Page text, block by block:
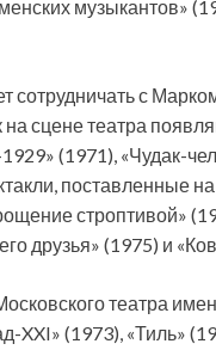
музыкантов»
сотрудничать с
сцене театра
(1971), «Чудак-
поставленные
строптивой»
друзья» (1975) и
театра
(1973), «Тиль»